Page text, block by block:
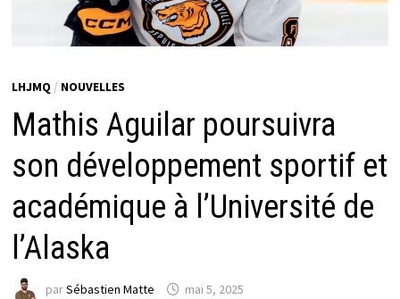
LHJMQ / NOUVELLES
Mathis Aguilar poursuivra
son développement sportif et
académique à l’Université de
l’Alaska
parSébastien Matte mai 5, 2025